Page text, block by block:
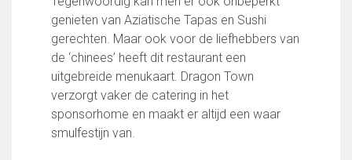
Zaalvoetbal
Walking Football
Uitslagen
Programma
Onze opleiding
Jeugdopleiding FC Lisse
genieten van Aziatische Tapas en Sushi
gerechten. Maar ook voor de liefhebbers van
de ‘chinees’ heeft dit restaurant een
uitgebreide menukaart. Dragon Town
verzorgt vaker de catering in het
sponsorhome en maakt er altijd een waar
smulfestijn van.